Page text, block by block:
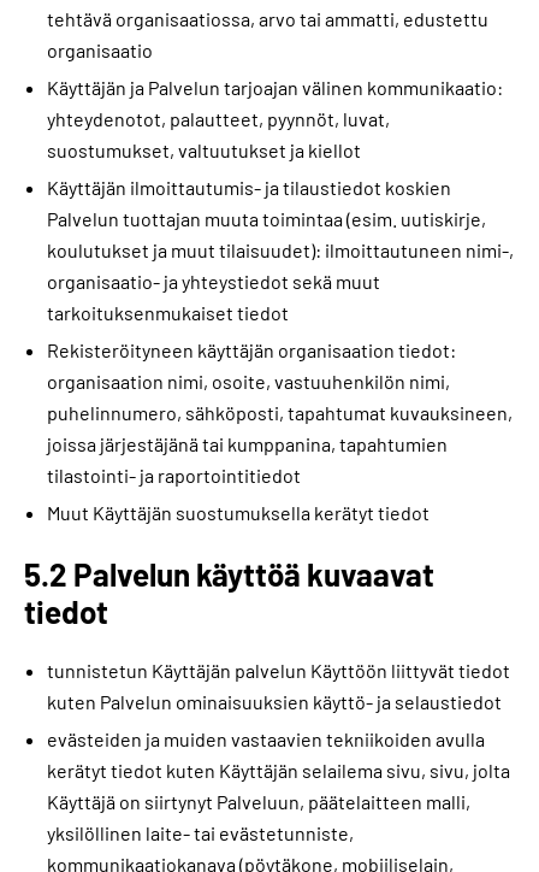
tehtävä organisaatiossa, arvo tai ammatti, edustettu
organisaatio
Käyttäjän ja Palvelun tarjoajan välinen kommunikaatio:
yhteydenotot, palautteet, pyynnöt, luvat,
suostumukset, valtuutukset ja kiellot
Käyttäjän ilmoittautumis- ja tilaustiedot koskien
Palvelun tuottajan muuta toimintaa (esim. uutiskirje,
koulutukset ja muut tilaisuudet): ilmoittautuneen nimi-,
organisaatio- ja yhteystiedot sekä muut
tarkoituksenmukaiset tiedot
Rekisteröityneen käyttäjän organisaation tiedot:
organisaation nimi, osoite, vastuuhenkilön nimi,
puhelinnumero, sähköposti, tapahtumat kuvauksineen,
joissa järjestäjänä tai kumppanina, tapahtumien
tilastointi- ja raportointitiedot
Muut Käyttäjän suostumuksella kerätyt tiedot
5.2 Palvelun käyttöä kuvaavat
tiedot
tunnistetun Käyttäjän palvelun Käyttöön liittyvät tiedot
kuten Palvelun ominaisuuksien käyttö- ja selaustiedot
evästeiden ja muiden vastaavien tekniikoiden avulla
kerätyt tiedot kuten Käyttäjän selailema sivu, sivu, jolta
Käyttäjä on siirtynyt Palveluun, päätelaitteen malli,
yksilöllinen laite- tai evästetunniste,
kommunikaatiokanava (pöytäkone, mobiiliselain,